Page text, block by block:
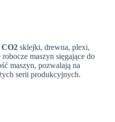
CO2 sklejki, drewna, plexi,
maszyn sięgające do
maszyn, pozwalają na
serii produkcyjnych.